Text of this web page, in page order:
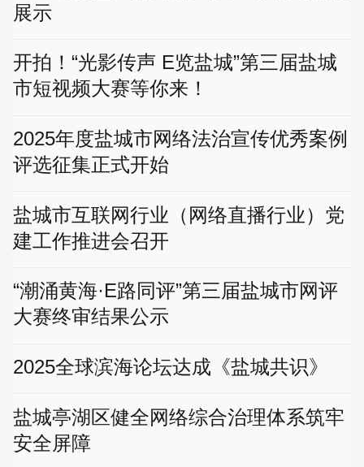
展示
开拍！“光影传声 E览盐城”第三届盐城
市短视频大赛等你来！
2025年度盐城市网络法治宣传优秀案例
评选征集正式开始
盐城市互联网行业（网络直播行业）党
建工作推进会召开
“潮涌黄海·E路同评”第三届盐城市网评
大赛终审结果公示
2025全球滨海论坛达成《盐城共识》
盐城亭湖区健全网络综合治理体系筑牢
安全屏障